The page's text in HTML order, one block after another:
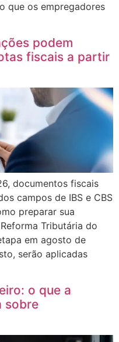
que os empregadores
podem
fiscais a partir
documentos fiscais
campos de IBS e CBS
preparar sua
Tributária do
em agosto de
serão aplicadas
o que a
sobre